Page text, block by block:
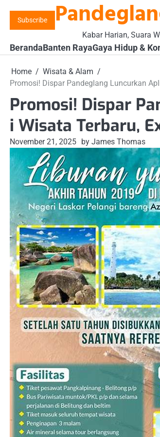
content
Subscribe
Kabar Harian, Suara
BerandaBanten RayaGaya Hidup &
Home
Wisata & Alam
Promosi! Dispar Pandeglang Luncurkan
Promosi! Dispar
i Wisata Terbaru,
November 21, 2025 by James Thomas